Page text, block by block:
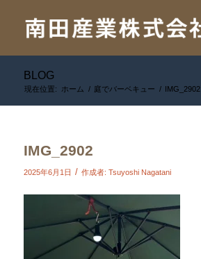
BLOG
現在位置: ホーム / 庭でバーベキュー / IMG_2902
IMG_2902
2025年6月1日 / 作成者: Tsuyoshi Nagatani